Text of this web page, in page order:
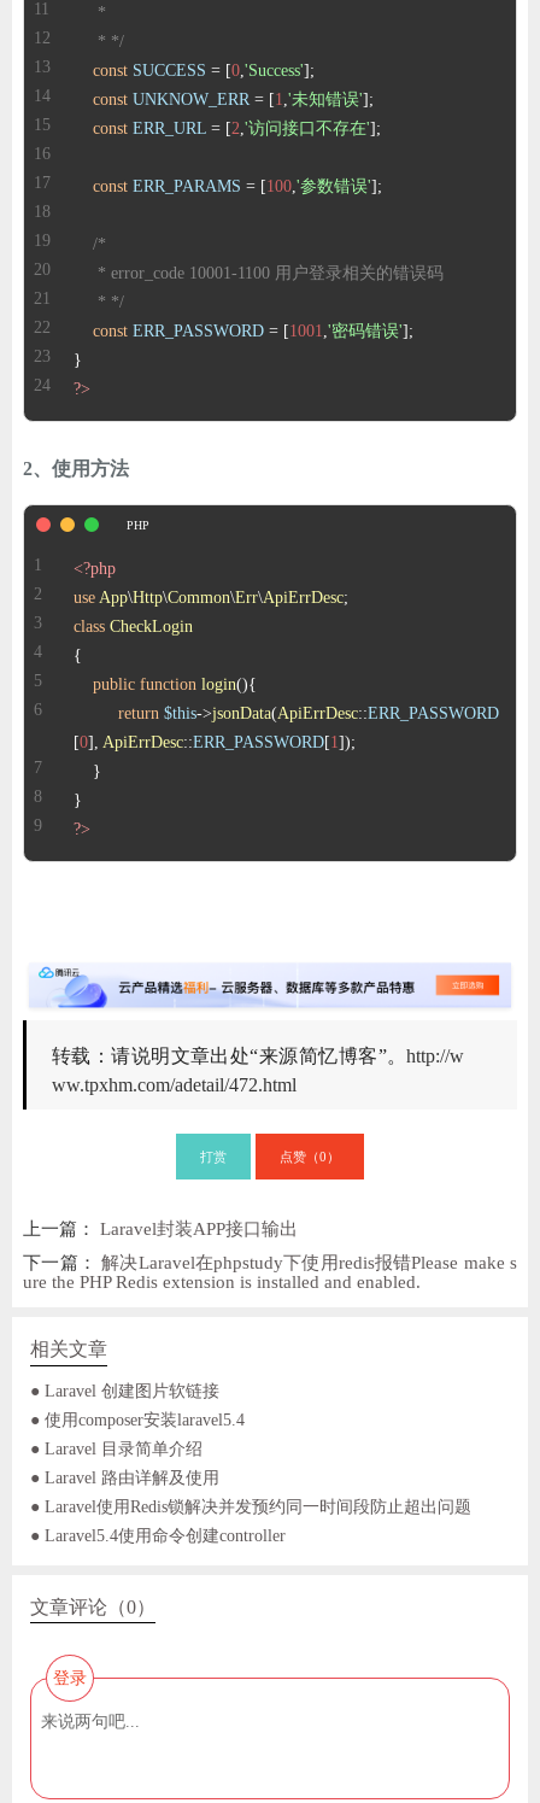
     * */
const SUCCESS = [0,'Success'
const UNKNOW_ERR = [1,'未知错误'
const ERR_URL = [2,'访问接口不存在'
const ERR_PARAMS = [100,'参数错误'
     * error_code 10001-1100 用户登录相关的错误码
     * */
const ERR_PASSWORD = [1001,'密码错误'
?>
2、使用方法
<?php
use App\Http\Common\Err\ApiErrDesc
class CheckLogin
public function login()
return $this->jsonData(ApiErrDesc::ERR_PASSWORD
[0], ApiErrDesc::ERR_PASSWORD[1
?>
转载：请说明文章出处“来源简忆博客”。http://w
ww.tpxhm.com/adetail/472.html
打赏 点赞（0 ）
上一篇：Laravel封装APP接口输出
下一篇：解决Laravel在phpstudy下使用redis报错Please make s
ure the PHP Redis extension is installed and enabled.
相关文章
● Laravel 创建图片软链接
● 使用composer安装laravel5.4
● Laravel 目录简单介绍
● Laravel 路由详解及使用
● Laravel使用Redis锁解决并发预约同一时间段防止超出问题
● Laravel5.4使用命令创建controller
文章评论（0）
登录